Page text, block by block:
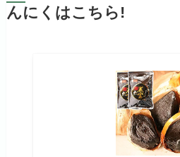
んにくはこちら!